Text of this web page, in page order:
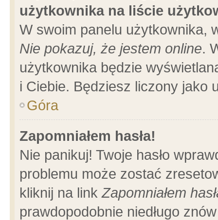
użytkownika na liście
W swoim panelu użytkownika,
Nie pokazuj, że jestem online.
użytkownika będzie
i Ciebie. Będziesz liczony jako
Góra
Zapomniałem hasła!
Nie panikuj! Twoje hasło
problemu może zostać
kliknij na linkZapomniałem
prawdopodobnie niedługo